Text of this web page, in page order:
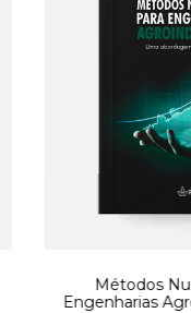
Métodos
Engenharias